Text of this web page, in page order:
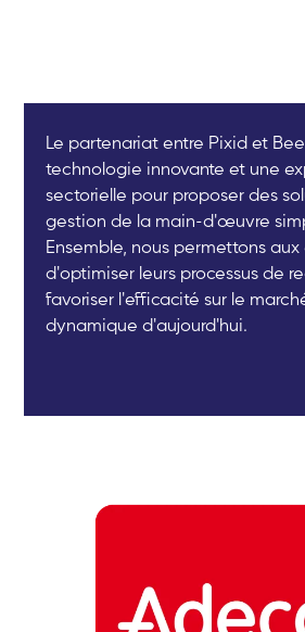
Le partenariat entre Pixid et
technologie innovante et une
sectorielle pour proposer des
gestion de la main-d'œuvre
Ensemble, nous permettons aux
d'optimiser leurs processus de
favoriser l'efficacité sur le
dynamique d'aujourd'hui.